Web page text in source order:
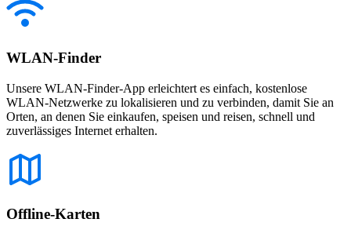
WLAN-Finder
Unsere WLAN-Finder-App erleichtert es einfach, kostenlose
WLAN-Netzwerke zu lokalisieren und zu verbinden, damit Sie an
Orten, an denen Sie einkaufen, speisen und reisen, schnell und
zuverlässiges Internet erhalten.
Offline-Karten